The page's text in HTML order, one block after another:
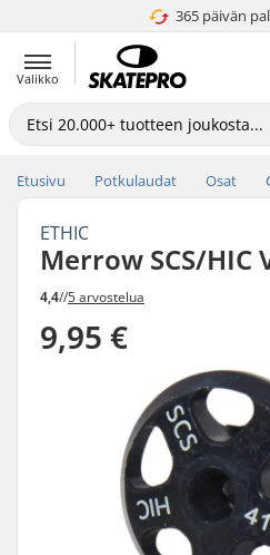
365 päivän4.8 /
Valikko
Etusivu Potkulaudat Osat
ETHIC
Merrow SCS/HIC
4,4//5 arvostelua
9,95 €